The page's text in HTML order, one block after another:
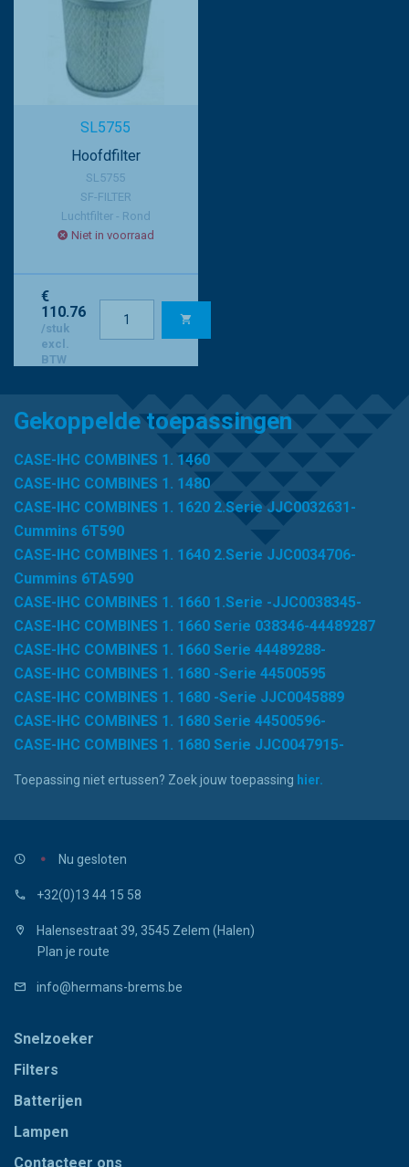
SL5755
Hoofdfilter
SL5755
SF-FILTER
Luchtfilter - Rond
Niet in voorraad
€
110.76
/stuk
excl.
BTW
Gekoppelde toepassingen
CASE-IHC COMBINES 1. 1460
CASE-IHC COMBINES 1. 1480
CASE-IHC COMBINES 1. 1620 2.Serie JJC0032631-
Cummins 6T590
CASE-IHC COMBINES 1. 1640 2.Serie JJC0034706-
Cummins 6TA590
CASE-IHC COMBINES 1. 1660 1.Serie -JJC0038345-
CASE-IHC COMBINES 1. 1660 Serie 038346-44489287
CASE-IHC COMBINES 1. 1660 Serie 44489288-
CASE-IHC COMBINES 1. 1680 -Serie 44500595
CASE-IHC COMBINES 1. 1680 -Serie JJC0045889
CASE-IHC COMBINES 1. 1680 Serie 44500596-
CASE-IHC COMBINES 1. 1680 Serie JJC0047915-
Toepassing niet ertussen? Zoek jouw toepassing hier.
Nu gesloten
+32(0)13 44 15 58
Halensestraat 39, 3545 Zelem (Halen)
Plan je route
info@hermans-brems.be
Snelzoeker
Filters
Batterijen
Lampen
Contacteer ons